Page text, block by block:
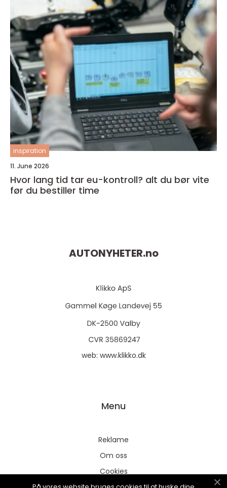
inspiration
11. June 2026
Hvor lang tid tar eu-kontroll? alt du bør vite
før du bestiller time
AUTONYHETER.no
web: www.klikko.dk
Menu
Reklame
Om oss
Cookies